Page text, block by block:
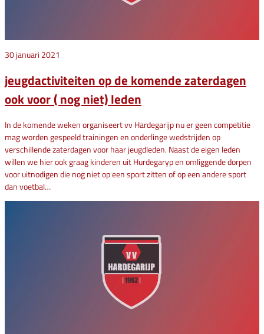
30 januari 2021
jeugdactiviteiten op de komende zaterdagen
ook voor ( nog niet) leden
In de komende weken organiseert vv Hardegarijp nu er geen competitie
mag worden gespeeld trainingen en onderlinge wedstrijden op
verschillende zaterdagen voor haar jeugdleden. Naast de eigen leden
willen we hier ook graag kinderen uit Hurdegaryp en omliggende dorpen
voor uitnodigen die nog niet op een sport zitten of op een andere sport
dan voetbal…